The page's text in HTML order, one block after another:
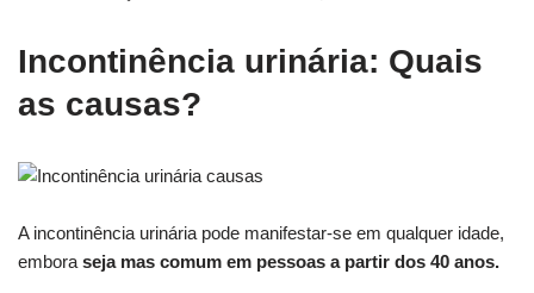
Incontinência urinária: Quais
as causas?
A incontinência urinária pode manifestar-se em qualquer idade,
embora seja mas comum em pessoas a partir dos 40 anos.